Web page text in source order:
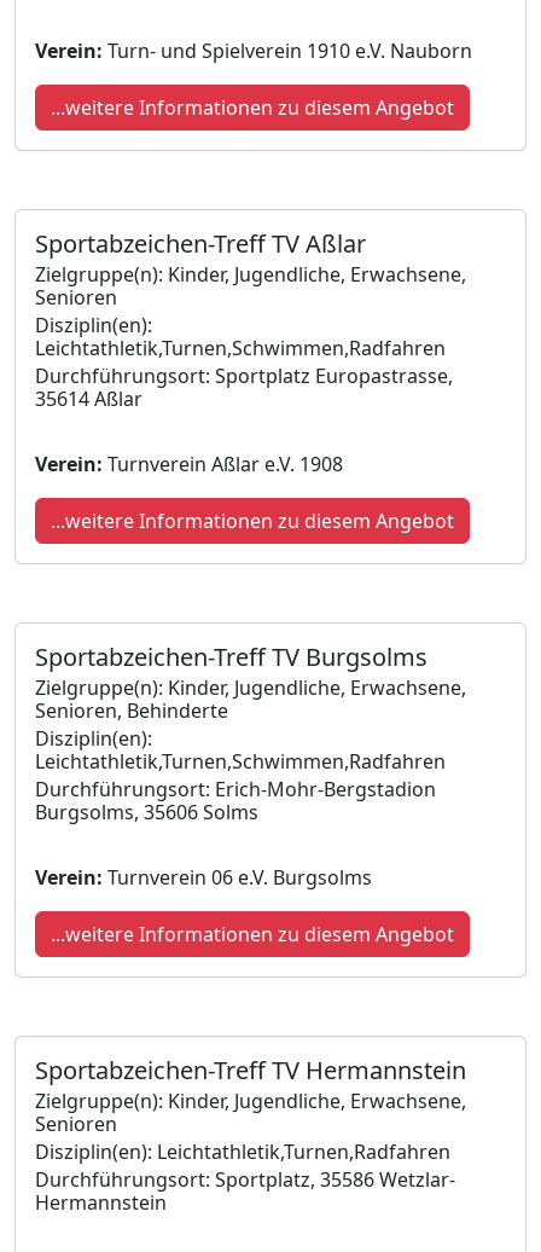
Verein: Turn- und Spielverein 1910 e.V. Nauborn
...weitere Informationen zu diesem Angebot
Sportabzeichen-Treff TV Aßlar
Zielgruppe(n): Kinder, Jugendliche, Erwachsene,
Senioren
Disziplin(en):
Leichtathletik,Turnen,Schwimmen,Radfahren
Durchführungsort: Sportplatz Europastrasse,
35614 Aßlar
Verein: Turnverein Aßlar e.V. 1908
...weitere Informationen zu diesem Angebot
Sportabzeichen-Treff TV Burgsolms
Zielgruppe(n): Kinder, Jugendliche, Erwachsene,
Senioren, Behinderte
Disziplin(en):
Leichtathletik,Turnen,Schwimmen,Radfahren
Durchführungsort: Erich-Mohr-Bergstadion
Burgsolms, 35606 Solms
Verein: Turnverein 06 e.V. Burgsolms
...weitere Informationen zu diesem Angebot
Sportabzeichen-Treff TV Hermannstein
Zielgruppe(n): Kinder, Jugendliche, Erwachsene,
Senioren
Disziplin(en): Leichtathletik,Turnen,Radfahren
Durchführungsort: Sportplatz, 35586 Wetzlar-
Hermannstein